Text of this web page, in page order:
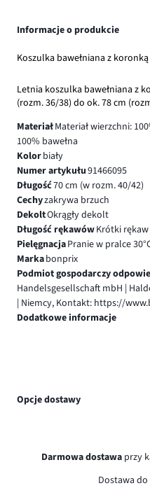
Informacje o produkcie
Koszulka bawełniana z
Letnia koszulka bawełniana z
(rozm. 36/38) do ok. 78 cm
MateriałMateriał wierzchni:
100% bawełna
Kolorbiały
Numer artykułu91466095
Długość70 cm (w rozm. 40/42)
Cechyzakrywa brzuch
DekoltOkrągły dekolt
Długość rękawówKrótki rękaw
PielęgnacjaPranie w pralce
Markabonprix
Podmiot gospodarczy
Handelsgesellschaft mbH |
| Niemcy, Kontakt: https://
Dodatkowe informacje
Opcje dostawy
Darmowa dostawa przy
Dostawa